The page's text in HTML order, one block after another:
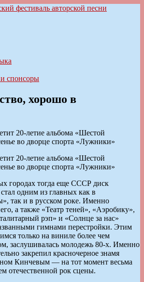
авторской песни
спонсоры
хорошо в
20-летие альбома «Шестой
во дворце спорта «Лужники»
20-летие альбома «Шестой
во дворце спорта «Лужники»
городах тогда еще СССР диск
одним из главных как в
так и в русском роке. Именно
а также «Театр теней», «Аэробику»,
рэп» и «Солнце за нас»
гимнами перестройки. Этим
только на виниле более чем
заслушивалась молодежь 80-х. Именно
закрепил красночерное знамя
Кинчевым — на тот момент весьма
отечественной рок сцены.